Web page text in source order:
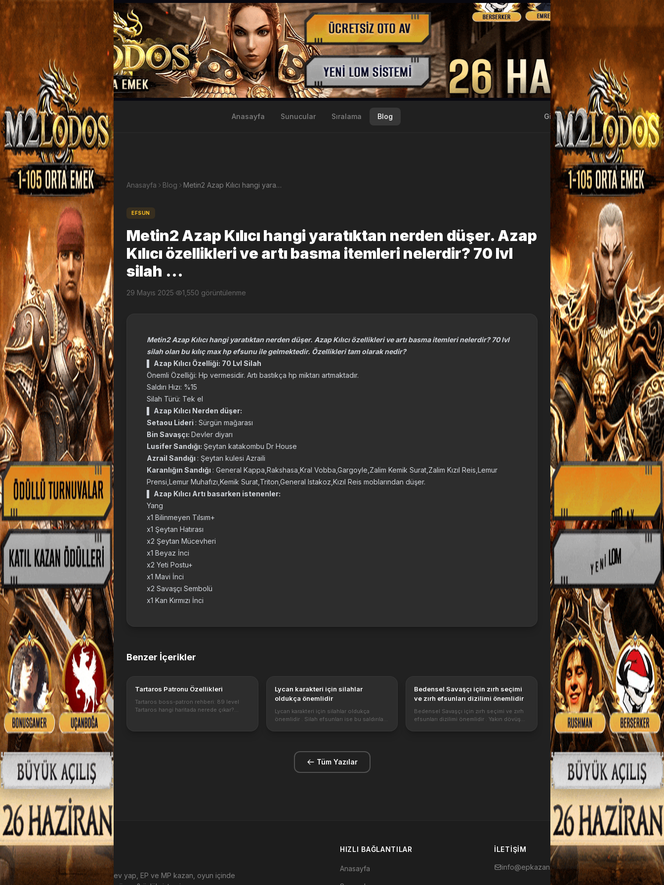
EP Kazan Anasayfa Sunucular Sıralama Blog Giriş Yap Kayıt Ol
Anasayfa Blog Metin2 Azap Kılıcı hangi yaratıktan nerden düşer. Azap Kılıcı özellikleri ve artı basma itemleri nelerdir? 70 lvl silah ...
EFSUN
Metin2 Azap Kılıcı hangi yaratıktan nerden düşer. Azap
Kılıcı özellikleri ve artı basma itemleri nelerdir? 70 lvl
silah ...
29 Mayıs 2025· 1,550 görüntülenme
Metin2 Azap Kılıcı hangi yaratıktan nerden düşer. Azap Kılıcı özellikleri ve artı basma itemleri nelerdir? 70 lvl
silah olan bu kılıç max hp efsunu ile gelmektedir. Özellikleri tam olarak nedir?
Azap Kılıcı Özelliği: 70 Lvl Silah
Önemli Özelliği: Hp vermesidir. Artı bastıkça hp miktarı artmaktadır.
Saldırı Hızı: %15
Silah Türü: Tek el
Azap Kılıcı Nerden düşer:
Setaou Lideri : Sürgün mağarası
Bin Savaşçı: Devler diyarı
Lusifer Sandığı: Şeytan katakombu Dr House
Azrail Sandığı : Şeytan kulesi Azraili
Karanlığın Sandığı : General Kappa,Rakshasa,Kral Vobba,Gargoyle,Zalim Kemik Surat,Zalim Kızıl Reis,Lemur
Prensi,Lemur Muhafızı,Kemik Surat,Triton,General Istakoz,Kızıl Reis moblarından düşer.
Azap Kılıcı Artı basarken istenenler:
Yang
x1 Bilinmeyen Tılsım+
x1 Şeytan Hatırası
x2 Şeytan Mücevheri
x1 Beyaz İnci
x2 Yeti Postu+
x1 Mavi İnci
x2 Savaşçı Sembolü
x1 Kan Kırmızı İnci
Benzer İçerikler
Tartaros Patronu Özellikleri
Tartaros boss-patron rehberi: 89 level
Tartaros hangi haritada nerede çıkar?
düşürdükleri. Bu bossu kesmek için nasıl
Lycan karakteri için silahlar
oldukça önemlidir
Lycan karakteri için silahlar oldukça
önemlidir . Silah efsunları ise bu saldırıları
Bedensel Savaşçı için zırh seçimi
ve zırh efsunları dizilimi önemlidir
Bedensel Savaşçı için zırh seçimi ve zırh
efsunları dizilimi önemlidir . Yakın dövüş
Tüm Yazılar
EP Kazan
Metin2 sunucularında görev yap, EP ve MP kazan, oyun içinde
HIZLI BAĞLANTILAR
Anasayfa
İLETIŞIM
info@epkazan.com